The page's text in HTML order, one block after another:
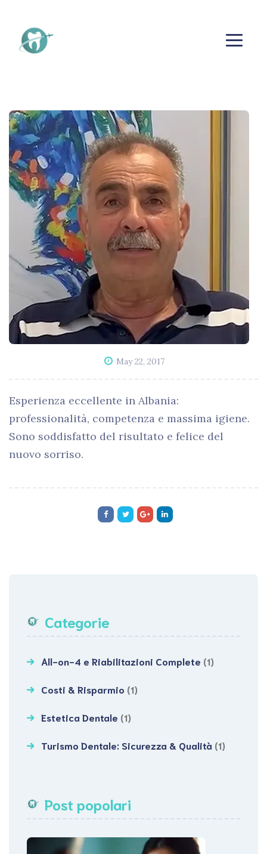
May 22, 2017
Esperienza eccellente in Albania:
professionalità, competenza e massima igiene.
Sono soddisfatto del risultato e felice del
nuovo sorriso.
Categorie
All-on-4 e Riabilitazioni Complete (1)
Costi & Risparmio (1)
Estetica Dentale (1)
Turismo Dentale: Sicurezza & Qualità (1)
Post popolari